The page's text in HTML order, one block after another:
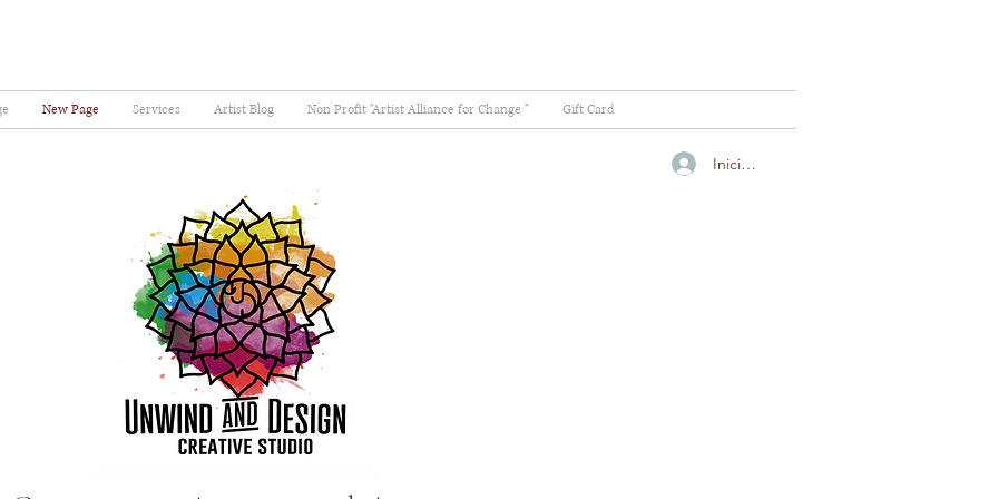
New Page Services Artist Blog Non Profit "Artist Alliance for Change " Gift Card
Iniciar sesión